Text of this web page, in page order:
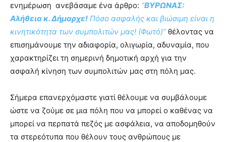
ενημέρωση ανεβάσαμε ένα άρθρο: “ΒΥΡΩΝΑΣ:
Αλήθεια κ. Δήμαρχε! Πόσο ασφαλής και βιώσιμη είναι η
κινητικότητα των συμπολιτών μας! (Φωτό)” θέλοντας να
επισημάνουμε την αδιαφορία, ολιγωρία, αδυναμία, που
χαρακτηρίζει τη σημερινή δημοτική αρχή για την
ασφαλή κίνηση των συμπολιτών μας στη πόλη μας.
Σήμερα επανερχόμαστε γιατί θέλουμε να συμβάλουμε
ώστε να ζούμε σε μια πόλη που να μπορεί ο καθένας να
μπορεί να περπατά πεζός με ασφάλεια, να αποδομηθούν
τα στερεότυπα που θέλουν τους ανθρώπους με